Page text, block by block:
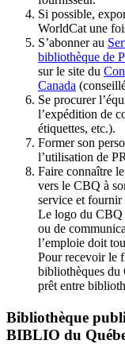
Si possible,
WorldCat une
S’abonner au
bibliothèque de
sur le site du
Canada
Se procurer
l’expédition de
étiquettes, etc.).
Former son
l’utilisation de
Faire connaître
vers le CBQ à
service et
Le logo du CBQ
ou de
l’emploie doit
Pour recevoir le
bibliothèques du
prêt entre
Bibliothèque
BIBLIO du